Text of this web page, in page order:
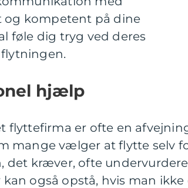
og kompetent på dine
føle dig tryg ved deres
hjælp
flyttefirma er ofte en
mange vælger at flytte selv
det kræver, ofte
også opstå, hvis man ikke